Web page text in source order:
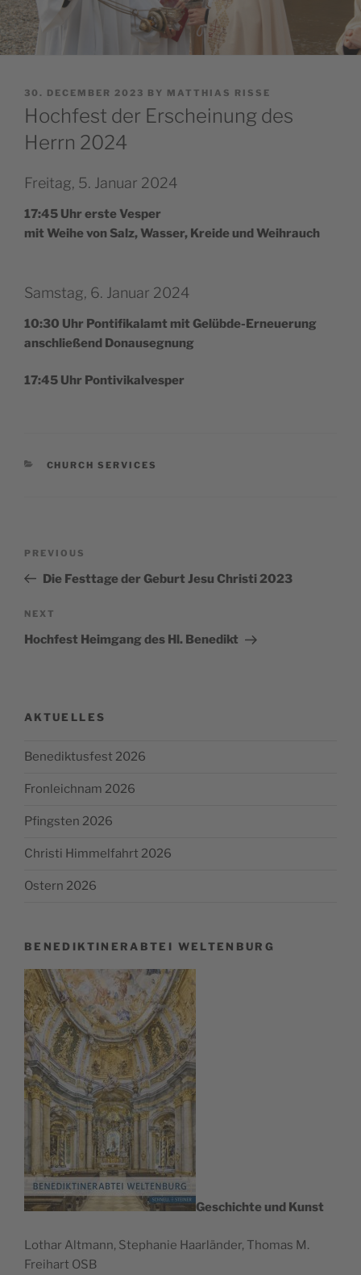
POSTED
ON
30. DECEMBER 2023 BY MATTHIAS RISSE
Hochfest der Erscheinung des
Herrn 2024
Freitag, 5. Januar 2024
17:45 Uhr erste Vesper
mit Wei­he von Salz, Wass­er, Krei­de und Weihrauch
Samstag, 6. Januar 2024
10:30 Uhr Pon­tif­ikalamt mit Gelübde-Erneuerung
anschließend Donausegnung
17:45 Uhr Pontivikalvesper
CATEGORIES
CHURCH SERVICES
Previous
Post
PREVIOUS
Die Festtage der Geburt Jesu Christi 2023
Next
Post
NEXT
Hochfest Heimgang des Hl. Benedikt
AKTUELLES
Benediktusfest 2026
Fronleichnam 2026
Pfingsten 2026
Christi Himmelfahrt 2026
Ostern 2026
BENEDIKTINERABTEI WELTENBURG
Geschichte und Kunst
Lothar Alt­mann, Stephanie Haar­län­der, Thomas M.
Frei­hart OSB